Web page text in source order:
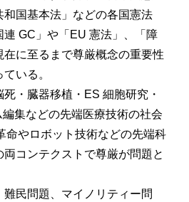
国基本法」などの各国憲法
GC」や「EU 憲法」、「障
に至るまで尊厳概念の重要性
いる。
・臓器移植・ES 細胞研究・
集などの先端医療技術の社会
命やロボット技術などの先端科
コンテクストで尊厳が問題と
民問題、マイノリティー問